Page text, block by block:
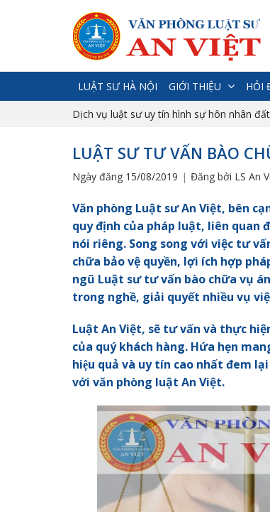
LUẬT SƯ HÀ NỘI GIỚI THIỆU HỎI
Dịch vụ luật sư uy tín hình sự hôn nhân
LUẬT SƯ TƯ VẤN BÀO
Ngày đăng 15/08/2019 Đăng bởi LS An
Văn phòng Luật sư An Việt, bên
quy định của pháp luật, liên quan
nói riêng. Song song với việc tư
chữa bảo vệ quyền, lợi ích hợp
ngũ Luật sư tư vấn bào chữa vụ
trong nghề, giải quyết nhiều vụ
Luật An Việt, sẽ tư vấn và thực
của quý khách hàng. Hứa hẹn
hiệu quả và uy tín cao nhất đem
với văn phòng luật An Việt.